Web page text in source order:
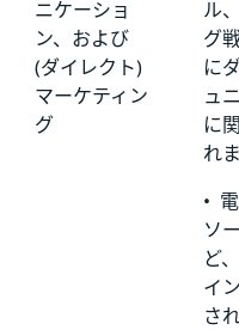
ニケーショ
ン、および
(ダイレクト)
マーケティン
グ
ル
グ
に
ュ
に
れ
•
ソ
ど
イ
さ